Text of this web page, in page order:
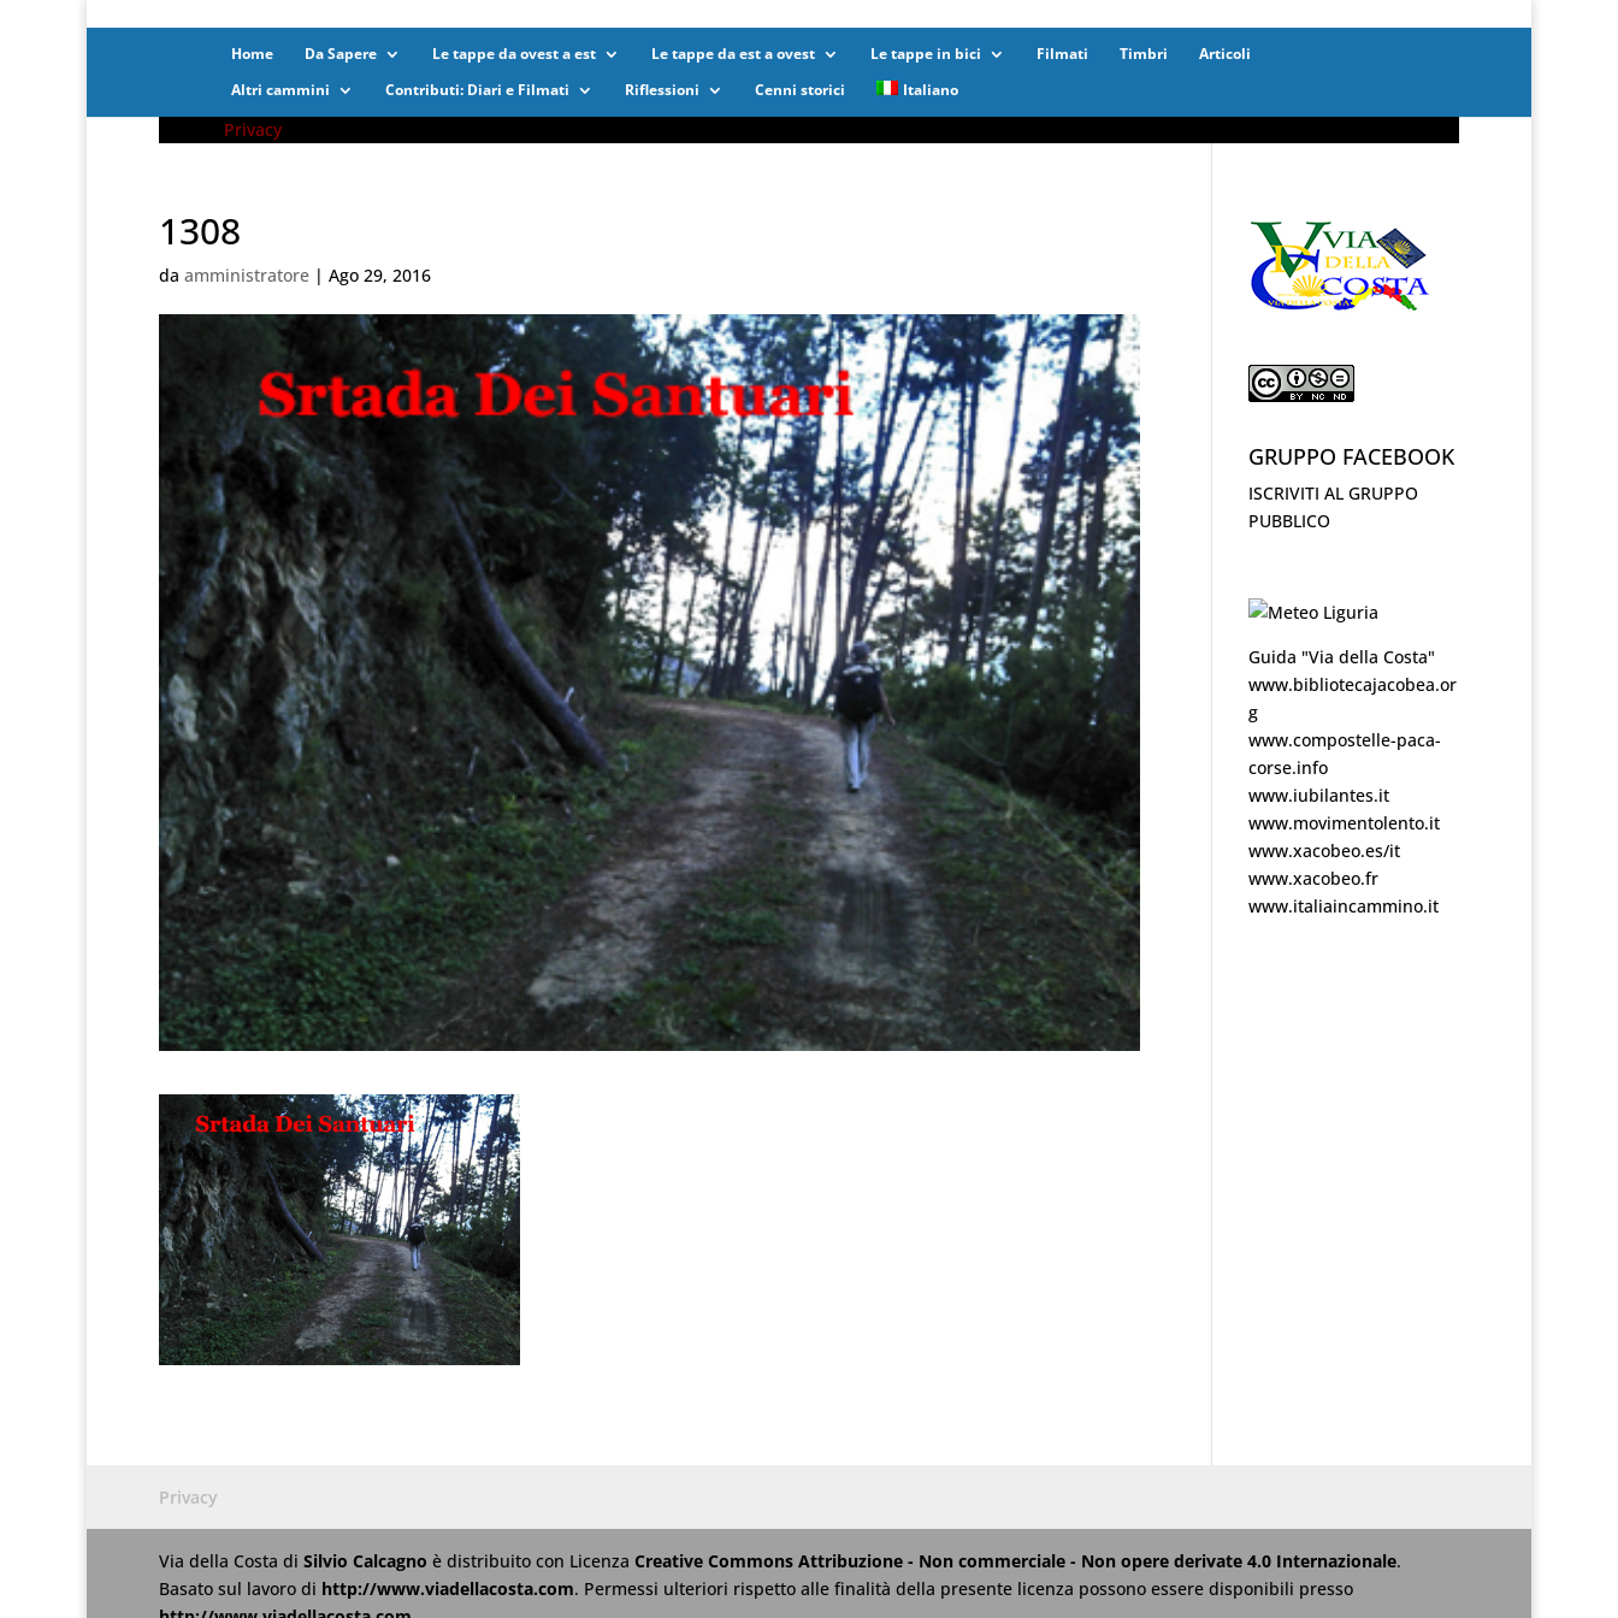
Privacy
Home Da Sapere Le tappe da ovest a est Le tappe da est a ovest Le tappe in bici Filmati Timbri
Articoli
Altri cammini
Contributi: Diari e Filmati Riflessioni Cenni storici Italiano
1308
da amministratore | Ago 29, 2016
GRUPPO FACEBOOK
ISCRIVITI AL GRUPPO
PUBBLICO
Guida "Via della Costa"
www.bibliotecajacobea.or
g
www.compostelle-paca-
corse.info
www.iubilantes.it
www.movimentolento.it
www.xacobeo.es/it
www.xacobeo.fr
www.italiaincammino.it
Privacy
Via della Costa di Silvio Calcagno è distribuito con Licenza Creative Commons Attribuzione - Non commerciale - Non opere derivate 4.0 Internazionale.
Basato sul lavoro di http://www.viadellacosta.com. Permessi ulteriori rispetto alle finalità della presente licenza possono essere disponibili presso